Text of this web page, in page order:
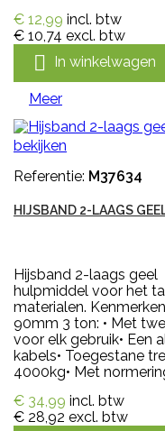
€ 12,99 incl. btw
€ 10,74 excl. btw
 In winkelwagen
Meer
bekijken
Referentie: M37634
HIJSBAND 2-LAAGS
Hijsband 2-laags
hulpmiddel voor het
materialen.
90mm 3 ton: • Met
voor elk gebruik• Een
kabels• Toegestane
4000kg• Met
€ 34,99 incl. btw
€ 28,92 excl. btw